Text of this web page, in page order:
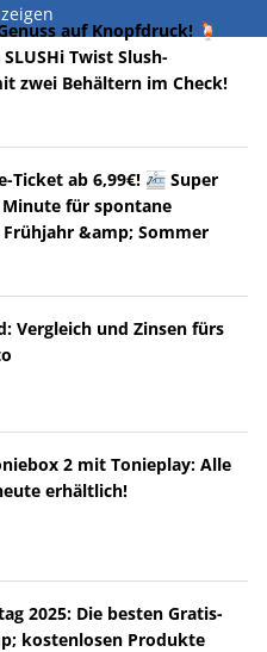
auf Knopfdruck! 🍹
Twist Slush-
zwei Behältern im Check!
Ticket ab 6,99€! 🚈 Super
Minute für spontane
&amp; Sommer
Vergleich und Zinsen fürs
2 mit Tonieplay: Alle
erhältlich!
2025: Die besten Gratis-
kostenlosen Produkte